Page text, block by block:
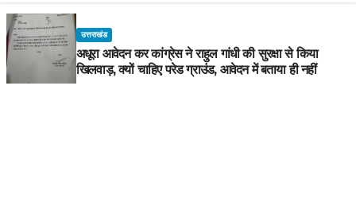
उत्तराखंड
अधूरा आवेदन कर कांग्रेस ने राहुल गांधी की सुरक्षा से किया
खिलवाड़, क्यों चाहिए परेड ग्राउंड, आवेदन में बताया ही नहीं